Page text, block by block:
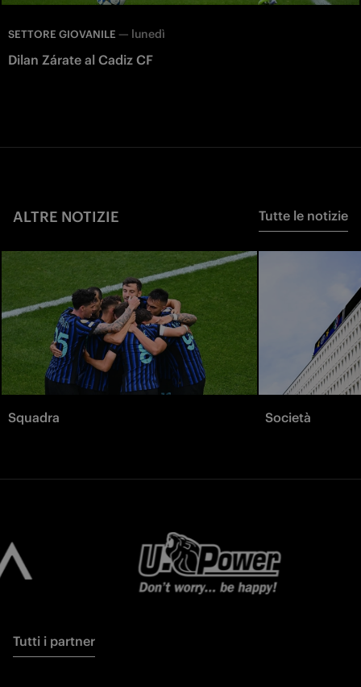
SETTORE GIOVANILE — lunedì
Dilan Zárate al Cadiz CF
ALTRE NOTIZIE Tutte le notizie
Squadra Società
Tutti i partner